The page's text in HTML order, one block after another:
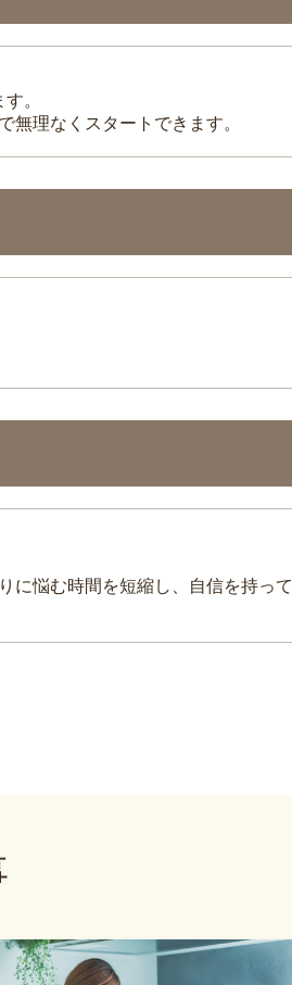
。
無理なくスタートできます。
に悩む時間を短縮し、自信を持って